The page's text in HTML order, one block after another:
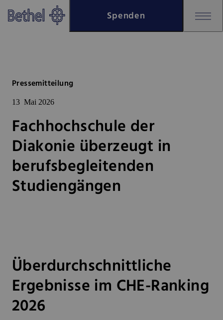
Zum Hauptinhalt springen
Zur Fußzeile springen
Spenden
Pressemitteilung
13 Mai 2026
Fachhochschule der
Diakonie überzeugt in
berufsbegleitenden
Studiengängen
Überdurchschnittliche
Ergebnisse im CHE-Ranking
2026